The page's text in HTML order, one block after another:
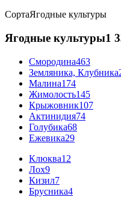
СортаЯгодные культуры
Ягодные культуры1
Смородина463
Земляника, Клубника
Малина174
Жимолость145
Крыжовник107
Актинидия74
Голубика68
Ежевика29
Клюква12
Лох9
Кизил7
Брусника4